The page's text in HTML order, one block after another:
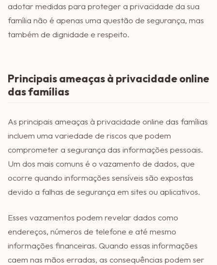
adotar medidas para proteger a privacidade da sua
família não é apenas uma questão de segurança, mas
também de dignidade e respeito.
Principais ameaças à privacidade online
das famílias
As principais ameaças à privacidade online das famílias
incluem uma variedade de riscos que podem
comprometer a segurança das informações pessoais.
Um dos mais comuns é o vazamento de dados, que
ocorre quando informações sensíveis são expostas
devido a falhas de segurança em sites ou aplicativos.
Esses vazamentos podem revelar dados como
endereços, números de telefone e até mesmo
informações financeiras. Quando essas informações
caem nas mãos erradas, as consequências podem ser